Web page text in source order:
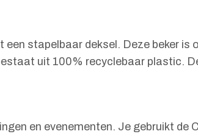
een stapelbaar deksel. Deze beker
uit 100% recyclebaar plastic.
en evenementen. Je gebruikt